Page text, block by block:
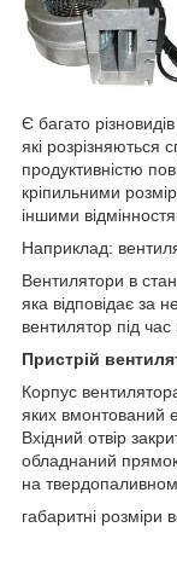
Є багато
які розрізняються
продуктивністю
кріпильними
іншими
Наприклад:
Вентилятори в
яка відповідає за
вентилятор під
Пристрій
Корпус
яких вмонтований
Вхідний отвір
обладнаний
на
габаритні